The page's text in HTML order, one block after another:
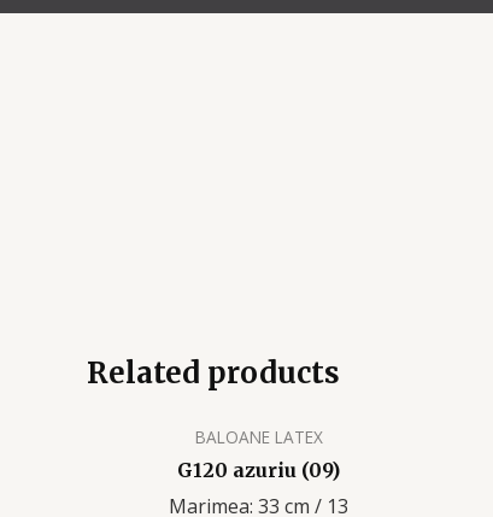
Related products
BALOANE LATEX
G120 azuriu (09)
Marimea: 33 cm / 13